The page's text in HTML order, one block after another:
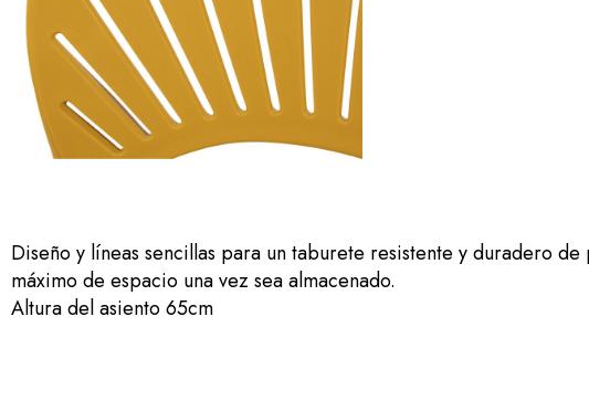
Diseño y líneas sencillas para un taburete resistente y duradero
máximo de espacio una vez sea almacenado.
Altura del asiento 65cm